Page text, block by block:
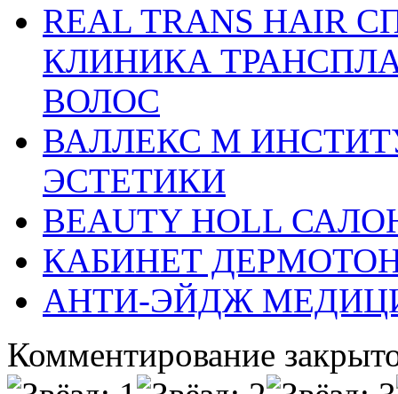
REAL TRANS
КЛИНИКА
ВОЛОС
ВАЛЛЕКС М
ЭСТЕТИКИ
BEAUTY HOLL
КАБИНЕТ
АНТИ-ЭЙДЖ
Комментирование